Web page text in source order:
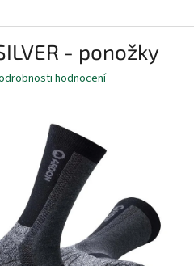
- ponožky
hodnocení